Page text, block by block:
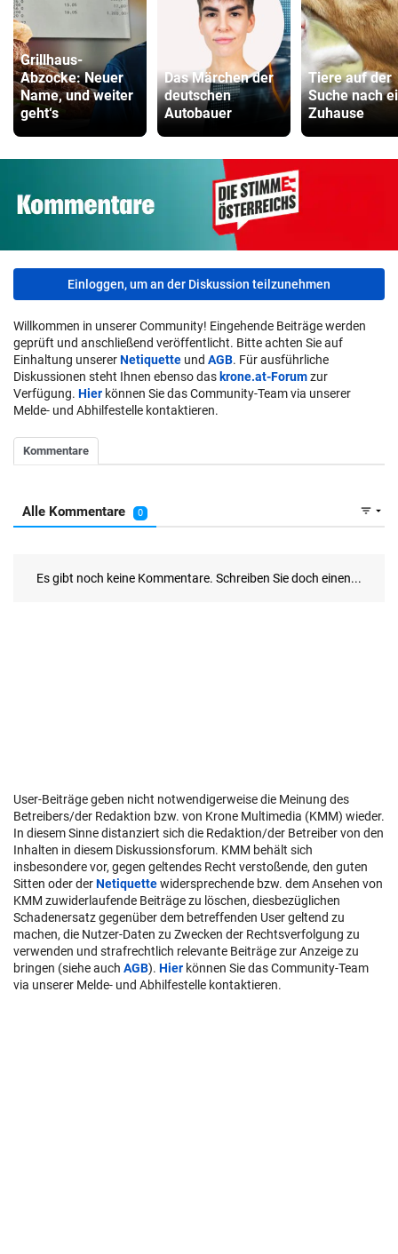
Grillhaus-
Abzocke: Neuer
Name, und weiter
geht‘s
Das Märchen der
deutschen
Autobauer
Tiere auf der
Suche nach
Zuhause
Einloggen, um an der Diskussion teilzunehmen
Willkommen in unserer Community! Eingehende Beiträge werden
geprüft und anschließend veröffentlicht. Bitte achten Sie auf
Einhaltung unsererNetiquette und AGB. Für ausführliche
Diskussionen steht Ihnen ebenso das krone.at-Forumzur
Verfügung. Hier können Sie das Community-Team via unserer
Melde- und Abhilfestelle kontaktieren.
User-Beiträge geben nicht notwendigerweise die Meinung des
Betreibers/der Redaktion bzw. von Krone Multimedia (KMM) wieder.
In diesem Sinne distanziert sich die Redaktion/der Betreiber von den
Inhalten in diesem Diskussionsforum. KMM behält sich
insbesondere vor, gegen geltendes Recht verstoßende, den guten
Sitten oder derNetiquettewidersprechende bzw. dem Ansehen von
KMM zuwiderlaufende Beiträge zu löschen, diesbezüglichen
Schadenersatz gegenüber dem betreffenden User geltend zu
machen, die Nutzer-Daten zu Zwecken der Rechtsverfolgung zu
verwenden und strafrechtlich relevante Beiträge zur Anzeige zu
bringen (siehe auch AGB). Hier können Sie das Community-Team
via unserer Melde- und Abhilfestelle kontaktieren.